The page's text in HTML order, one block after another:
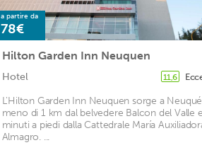
a partire da
78€
Hilton Garden Inn Neuquen
Hotel 11,6
L'Hilton Garden Inn Neuquen sorge a
meno di 1 km dal belvedere Balcon del Valle
minuti a piedi dalla Cattedrale María
Almagro. ...